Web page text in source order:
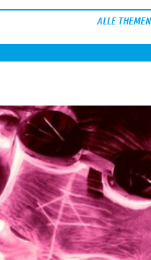
ALLE THEMEN